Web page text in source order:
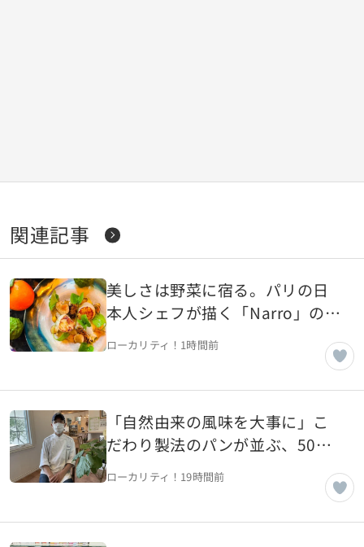
関連記事
美しさは野菜に宿る。パリの日
本人シェフが描く「Narro」の芸
術的一皿【フランス・パリ】
ローカリティ！ 1時間前
「自然由来の風味を大事に」こ
だわり製法のパンが並ぶ、50年
続く老舗パン屋【山形県山形
ローカリティ！ 19時間前